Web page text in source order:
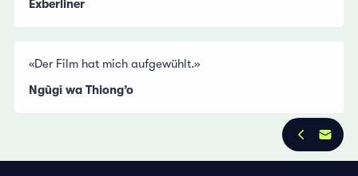
Exberliner
«Der Film hat mich aufgewühlt.»
Ngũgĩ wa Thiong’o